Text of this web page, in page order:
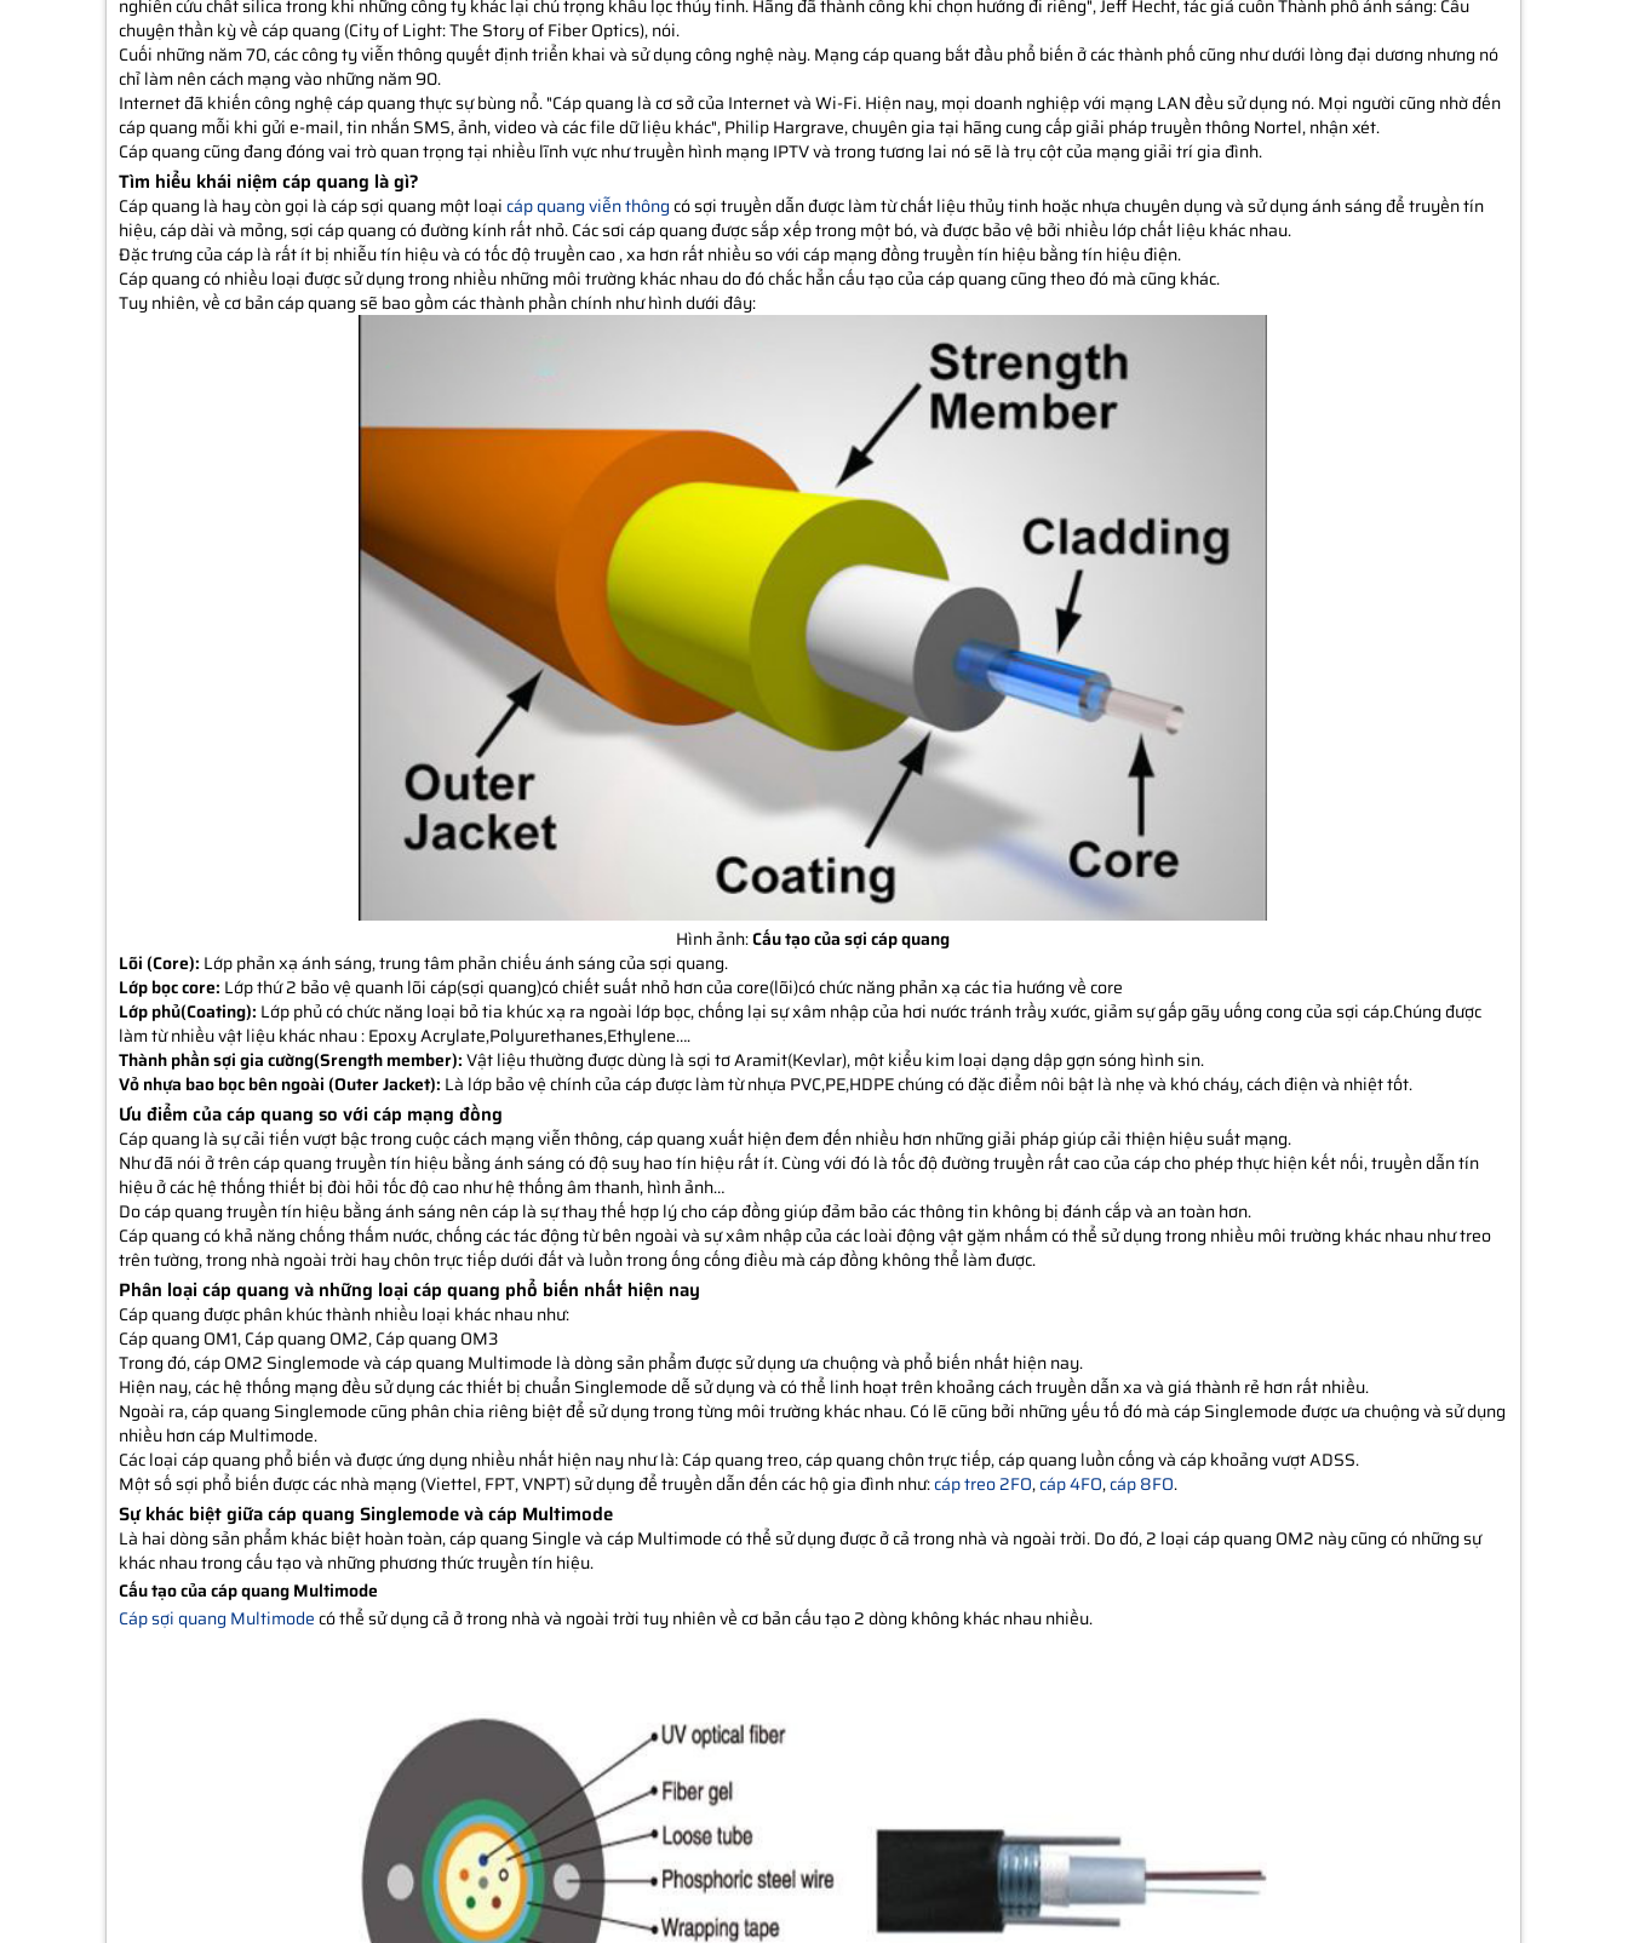
nghiên cứu chất silica trong khi những công ty khác lại chú trọng khâu lọc thủy tinh. Hãng đã thành công khi chọn hướng đi riêng", Jeff Hecht, tác giả cuốn Thành phố ánh sáng: Câu
chuyện thần kỳ về cáp quang (City of Light: The Story of Fiber Optics), nói.
Cuối những năm 70, các công ty viễn thông quyết định triển khai và sử dụng công nghệ này. Mạng cáp quang bắt đầu phổ biến ở các thành phố cũng như dưới lòng đại dương nhưng nó
chỉ làm nên cách mạng vào những năm 90.
Internet đã khiến công nghệ cáp quang thực sự bùng nổ. "Cáp quang là cơ sở của Internet và Wi-Fi. Hiện nay, mọi doanh nghiệp với mạng LAN đều sử dụng nó. Mọi người cũng nhờ đến
cáp quang mỗi khi gửi e-mail, tin nhắn SMS, ảnh, video và các file dữ liệu khác", Philip Hargrave, chuyên gia tại hãng cung cấp giải pháp truyền thông Nortel, nhận xét.
Cáp quang cũng đang đóng vai trò quan trọng tại nhiều lĩnh vực như truyền hình mạng IPTV và trong tương lai nó sẽ là trụ cột của mạng giải trí gia đình.
Tìm hiểu khái niệm cáp quang là gì?
Cáp quang là hay còn gọi là cáp sợi quang một loại cáp quang viễn thông có sợi truyền dẫn được làm từ chất liệu thủy tinh hoặc nhựa chuyên dụng và sử dụng ánh sáng để truyền tín
hiệu, cáp dài và mỏng, sợi cáp quang có đường kính rất nhỏ. Các sơi cáp quang được sắp xếp trong một bó, và được bảo vệ bởi nhiều lớp chất liệu khác nhau.
Đặc trưng của cáp là rất ít bị nhiễu tín hiệu và có tốc độ truyền cao , xa hơn rất nhiều so với cáp mạng đồng truyền tín hiệu bằng tín hiệu điện.
Cáp quang có nhiều loại được sử dụng trong nhiều những môi trường khác nhau do đó chắc hẳn cấu tạo của cáp quang cũng theo đó mà cũng khác.
Tuy nhiên, về cơ bản cáp quang sẽ bao gồm các thành phần chính như hình dưới đây:
Hình ảnh:Cấu tạo của sợi cáp quang
Lõi (Core): Lớp phản xạ ánh sáng, trung tâm phản chiếu ánh sáng của sợi quang.
Lớp bọc core: Lớp thứ 2 bảo vệ quanh lõi cáp(sợi quang)có chiết suất nhỏ hơn của core(lõi)có chức năng phản xạ các tia hướng về core
Lớp phủ(Coating): Lớp phủ có chức năng loại bỏ tia khúc xạ ra ngoài lớp bọc, chống lại sự xâm nhập của hơi nước tránh trầy xước, giảm sự gấp gãy uống cong của sợi cáp.Chúng được
làm từ nhiều vật liệu khác nhau : Epoxy Acrylate,Polyurethanes,Ethylene….
Thành phần sợi gia cường(Srength member):Vật liệu thường được dùng là sợi tơ Aramit(Kevlar), một kiểu kim loại dạng dập gợn sóng hình sin.
Vỏ nhựa bao bọc bên ngoài (Outer Jacket): Là lớp bảo vệ chính của cáp được làm từ nhựa PVC,PE,HDPE chúng có đặc điểm nôi bật là nhẹ và khó cháy, cách điện và nhiệt tốt.
Ưu điểm của cáp quang so với cáp mạng đồng
Cáp quang là sự cải tiến vượt bậc trong cuộc cách mạng viễn thông, cáp quang xuất hiện đem đến nhiều hơn những giải pháp giúp cải thiện hiệu suất mạng.
Như đã nói ở trên cáp quang truyền tín hiệu bằng ánh sáng có độ suy hao tín hiệu rất ít. Cùng với đó là tốc độ đường truyền rất cao của cáp cho phép thực hiện kết nối, truyền dẫn tín
hiệu ở các hệ thống thiết bị đòi hỏi tốc độ cao như hệ thống âm thanh, hình ảnh…
Do cáp quang truyền tín hiệu bằng ánh sáng nên cáp là sự thay thế hợp lý cho cáp đồng giúp đảm bảo các thông tin không bị đánh cắp và an toàn hơn.
Cáp quang có khả năng chống thấm nước, chống các tác động từ bên ngoài và sự xâm nhập của các loài động vật gặm nhấm có thể sử dụng trong nhiều môi trường khác nhau như treo
trên tường, trong nhà ngoài trời hay chôn trực tiếp dưới đất và luồn trong ống cống điều mà cáp đồng không thể làm được.
Phân loại cáp quang và những loại cáp quang phổ biến nhất hiện nay
Cáp quang được phân khúc thành nhiều loại khác nhau như:
Cáp quang OM1, Cáp quang OM2, Cáp quang OM3
Trong đó, cáp OM2 Singlemode và cáp quang Multimode là dòng sản phẩm được sử dụng ưa chuộng và phổ biến nhất hiện nay.
Hiện nay, các hệ thống mạng đều sử dụng các thiết bị chuẩn Singlemode dễ sử dụng và có thể linh hoạt trên khoảng cách truyền dẫn xa và giá thành rẻ hơn rất nhiều.
Ngoài ra, cáp quang Singlemode cũng phân chia riêng biệt để sử dụng trong từng môi trường khác nhau. Có lẽ cũng bởi những yếu tố đó mà cáp Singlemode được ưa chuộng và sử dụng
nhiều hơn cáp Multimode.
Các loại cáp quang phổ biến và được ứng dụng nhiều nhất hiện nay như là: Cáp quang treo, cáp quang chôn trực tiếp, cáp quang luồn cống và cáp khoảng vượt ADSS.
Một số sợi phổ biến được các nhà mạng (Viettel, FPT, VNPT) sử dụng để truyền dẫn đến các hộ gia đình như:cáp treo 2FO,cáp 4FO,cáp 8FO.
Sự khác biệt giữa cáp quang Singlemode và cáp Multimode
Là hai dòng sản phẩm khác biệt hoàn toàn, cáp quang Single và cáp Multimode có thể sử dụng được ở cả trong nhà và ngoài trời. Do đó, 2 loại cáp quang OM2 này cũng có những sự
khác nhau trong cấu tạo và những phương thức truyền tín hiệu.
Cấu tạo của cáp quang Multimode
Cáp sợi quang Multimode có thể sử dụng cả ở trong nhà và ngoài trời tuy nhiên về cơ bản cấu tạo 2 dòng không khác nhau nhiều.